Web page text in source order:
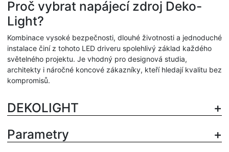
Proč vybrat napájecí zdroj Deko-
Light?
Kombinace vysoké bezpečnosti, dlouhé životnosti a jednoduché
instalace činí z tohoto LED driveru spolehlivý základ každého
světelného projektu. Je vhodný pro designová studia,
architekty i náročné koncové zákazníky, kteří hledají kvalitu bez
kompromisů.
DEKOLIGHT
Parametry